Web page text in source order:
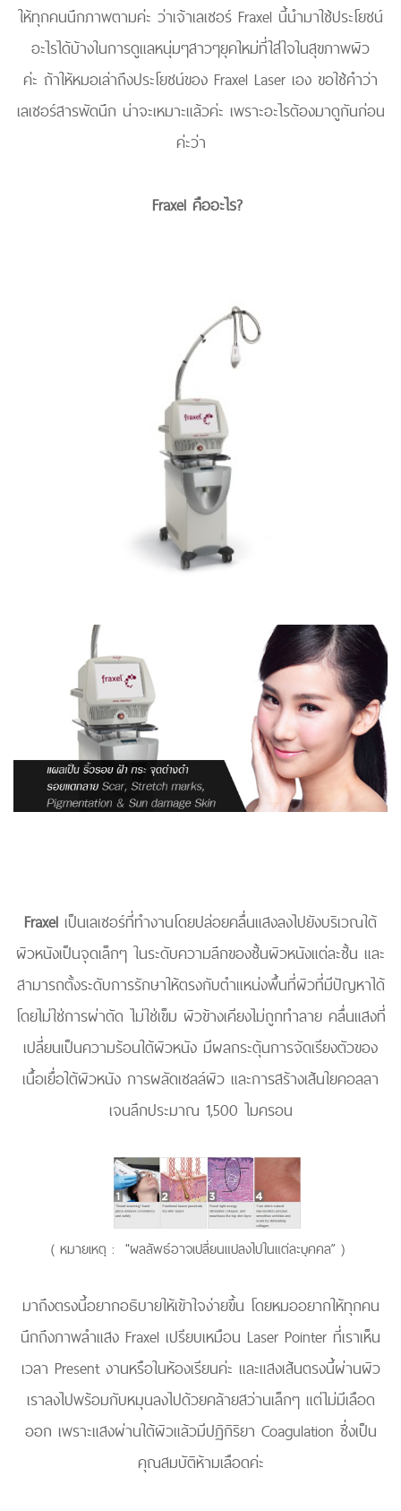
ให้ทุกคนนึกภาพตามค่ะ ว่าเจ้าเลเซอร์ Fraxel นี้นำมาใช้ประโยชน์
อะไรได้บ้างในการดูแลหนุ่มๆสาวๆยุคใหม่ที่ใส่ใจในสุขภาพผิว
ค่ะ ถ้าให้หมอเล่าถึงประโยชน์ของ Fraxel Laser เอง ขอใช้คำว่า
เลเซอร์สารพัดนึก น่าจะเหมาะแล้วค่ะ เพราะอะไรต้องมาดูกันก่อน
ค่ะว่า
Fraxel คืออะไร?
Fraxel เป็นเลเซอร์ที่ทำงานโดยปล่อยคลื่นแสงลงไปยังบริเวณใต้
ผิวหนังเป็นจุดเล็กๆ ในระดับความลึกของชั้นผิวหนังแต่ละชั้น และ
สามารถตั้งระดับการรักษาให้ตรงกับตำแหน่งพื้นที่ผิวที่มีปัญหาได้
โดยไม่ใช่การผ่าตัด ไม่ใช่เข็ม ผิวข้างเคียงไม่ถูกทำลาย คลื่นแสงที่
เปลี่ยนเป็นความร้อนใต้ผิวหนัง มีผลกระตุ้นการจัดเรียงตัวของ
เนื้อเยื่อใต้ผิวหนัง การผลัดเซลล์ผิว และการสร้างเส้นใยคอลลา
เจนลึกประมาณ 1,500 ไมครอน
( หมายเหตุ : "ผลลัพธ์อาจเปลี่ยนแปลงไปในแต่ละบุคคล” )
มาถึงตรงนี้อยากอธิบายให้เข้าใจง่ายขึ้น โดยหมออยากให้ทุกคน
นึกถึงภาพลำแสง Fraxel เปรียบเหมือน Laser Pointer ที่เราเห็น
เวลา Present งานหรือในห้องเรียนค่ะ และแสงเส้นตรงนี้ผ่านผิว
เราลงไปพร้อมกับหมุนลงไปด้วยคล้ายสว่านเล็กๆ แต่ไม่มีเลือด
ออก เพราะแสงผ่านใต้ผิวแล้วมีปฏิกิริยา Coagulation ซึ่งเป็น
คุณสมบัติห้ามเลือดค่ะ